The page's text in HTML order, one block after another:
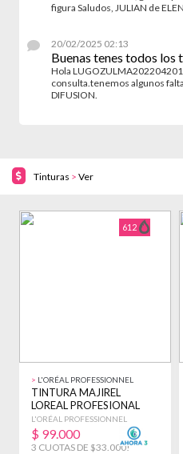
figura Saludos, JULIAN de
20/02/2025 02:13
Buenas tenes todos los
Hola
consulta.tenemos algunos
DIFUSION.
Tinturas > Ver
612
> L'ORÉAL PROFESSIONNEL
TINTURA MAJIREL
LOREAL PROFESIONAL
CREMA OXIDANTE 75 ML
X6 VARIOS
L'ORÉAL PROFESSIONNEL
$ 99.000
3 CUOTAS DE $33.000!